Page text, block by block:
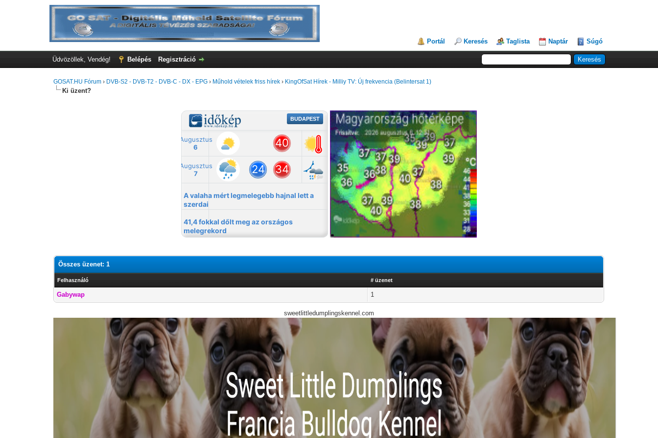
Portál Keresés Taglista Naptár Súgó
Üdvözöllek, Vendég! Belépés Regisztráció
GOSAT.HU Fórum › DVB-S2 - DVB-T2 - DVB-C - DX - EPG › Műhold vételek friss hírek › KingOfSat Hírek - Milliy TV: Új frekvencia (Belintersat 1)
Ki üzent?
Összes üzenet: 1
Felhasználó # üzenet
Gabywap 1
sweetlittledumplingskennel.com